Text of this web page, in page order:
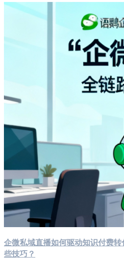
企微私域直播如何驱动知识付费
些技巧？